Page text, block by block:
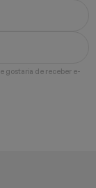
e gostaria de receber e-